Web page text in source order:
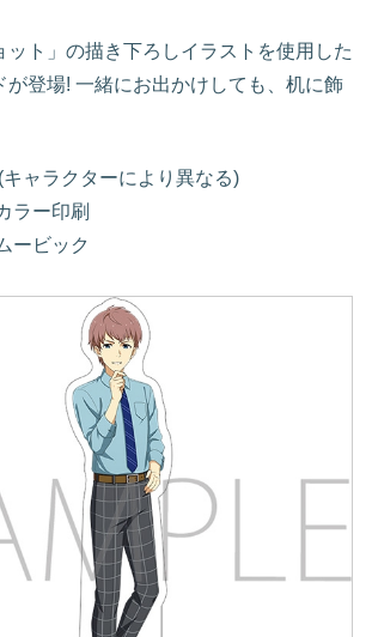
ット」の描き下ろしイラストを使用した
が登場! 一緒にお出かけしても、机に飾
ャラクターにより異なる)
ラー印刷
ービック